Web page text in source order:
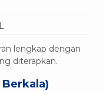
lengkap dengan
diterapkan.